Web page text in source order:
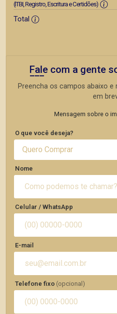
(ITBI, Registro, Escritura e Certidões)
Total
Fale com a gente
Preencha os campos abaixo
em
Mensagem sobre o
O que você deseja?
Quero Comprar
Nome
Celular / WhatsApp
E-mail
Telefone fixo (opcional)